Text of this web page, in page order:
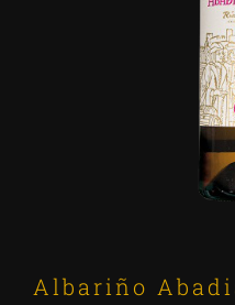
Albariño